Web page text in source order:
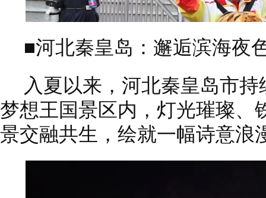
■河北秦皇岛：邂逅滨海夜
入夏以来，河北秦皇岛市
梦想王国景区内，灯光璀璨、
景交融共生，绘就一幅诗意浪